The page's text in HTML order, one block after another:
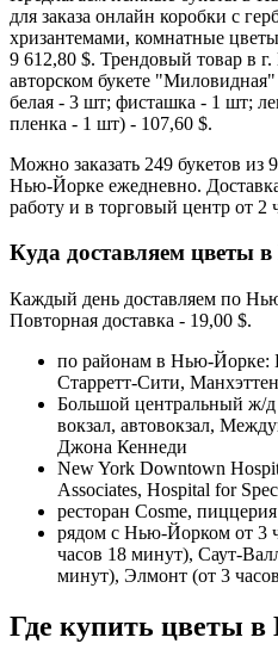
для заказа онлайн коробки с
хризантемами, комнатные
9 612,80 $. Трендовый товар в
авторском букете
белая - 3 шт; фисташка - 1 шт;
пленка - 1 шт) - 107,60 $.
Можно заказать 249 букетов из
Нью-Йорке ежедневно.
работу и в торговый центр от 2
Куда доставляем цветы
Каждый день доставляем по
Повторная доставка - 19,00 $.
по районам в Нью-Йорке:
Старретт-Сити,
Большой центральный ж/д
вокзал, автовокзал,
Джона Кеннеди
New York Downtown
Associates, Hospital for
ресторан Cosme,
рядом с Нью-Йорком от 3
часов 18 минут), Саут-
минут), Элмонт (от 3
Где купить цветы